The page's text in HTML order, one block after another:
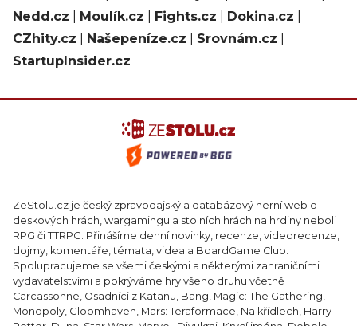
Nedd.cz
Moulík.cz Fights.cz Dokina.cz
CZhity.cz
Našepeníze.cz Srovnám.cz
StartupInsider.cz
ZeStolu.cz je český zpravodajský a databázový herní web o
deskových hrách, wargamingu a stolních hrách na hrdiny neboli
RPG či TTRPG. Přinášíme denní novinky, recenze, videorecenze,
dojmy, komentáře, témata, videa a BoardGame Club.
Spolupracujeme se všemi českými a některými zahraničními
vydavatelstvími a pokrýváme hry všeho druhu včetně
Carcassonne, Osadníci z Katanu, Bang, Magic: The Gathering,
Monopoly, Gloomhaven, Mars: Teraformace, Na křídlech, Harry